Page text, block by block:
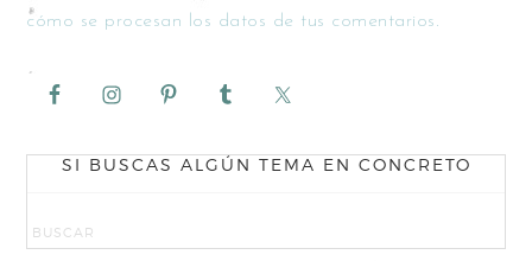
cómo se procesan los datos de tus comentarios.
SI BUSCAS ALGÚN TEMA EN CONCRETO